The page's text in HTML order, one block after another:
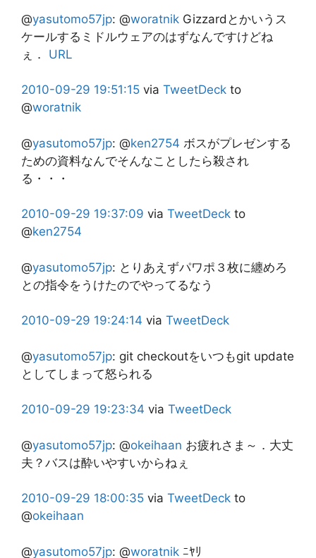
@yasutomo57jp: @woratnik Gizzardとかいうス
ケールするミドルウェアのはずなんですけどね
ぇ． URL
2010-09-29 19:51:15 via TweetDeck to
@woratnik
@yasutomo57jp: @ken2754 ボスがプレゼンする
ための資料なんでそんなことしたら殺され
る・・・
2010-09-29 19:37:09 via TweetDeck to
@ken2754
@yasutomo57jp: とりあえずパワポ３枚に纏めろ
との指令をうけたのでやってるなう
2010-09-29 19:24:14 via TweetDeck
@yasutomo57jp: git checkoutをいつもgit update
としてしまって怒られる
2010-09-29 19:23:34 via TweetDeck
@yasutomo57jp: @okeihaan お疲れさま～．大丈
夫？バスは酔いやすいからねぇ
2010-09-29 18:00:35 via TweetDeck to
@okeihaan
@yasutomo57jp: @woratnik ﾆﾔﾘ